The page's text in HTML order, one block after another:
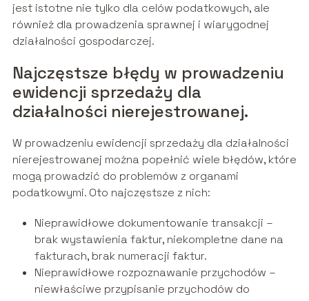
jest istotne nie tylko dla celów podatkowych, ale
również dla prowadzenia sprawnej i wiarygodnej
działalności gospodarczej.
Najczęstsze błędy w prowadzeniu
ewidencji sprzedaży dla
działalności nierejestrowanej.
W prowadzeniu ewidencji sprzedaży dla działalności
nierejestrowanej można popełnić wiele błędów, które
mogą prowadzić do problemów z organami
podatkowymi. Oto najczęstsze z nich:
Nieprawidłowe dokumentowanie transakcji –
brak wystawienia faktur, niekompletne dane na
fakturach, brak numeracji faktur.
Nieprawidłowe rozpoznawanie przychodów –
niewłaściwe przypisanie przychodów do